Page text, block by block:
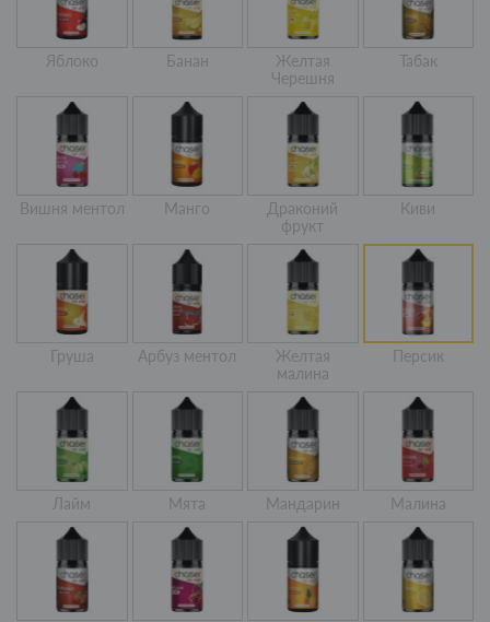
Яблоко Банан
Желтая
Черешня
Табак
Вишня ментол Манго
Драконий
фрукт
Киви
Груша Арбуз ментол
Желтая
малина
Персик
Лайм Мята Мандарин Малина